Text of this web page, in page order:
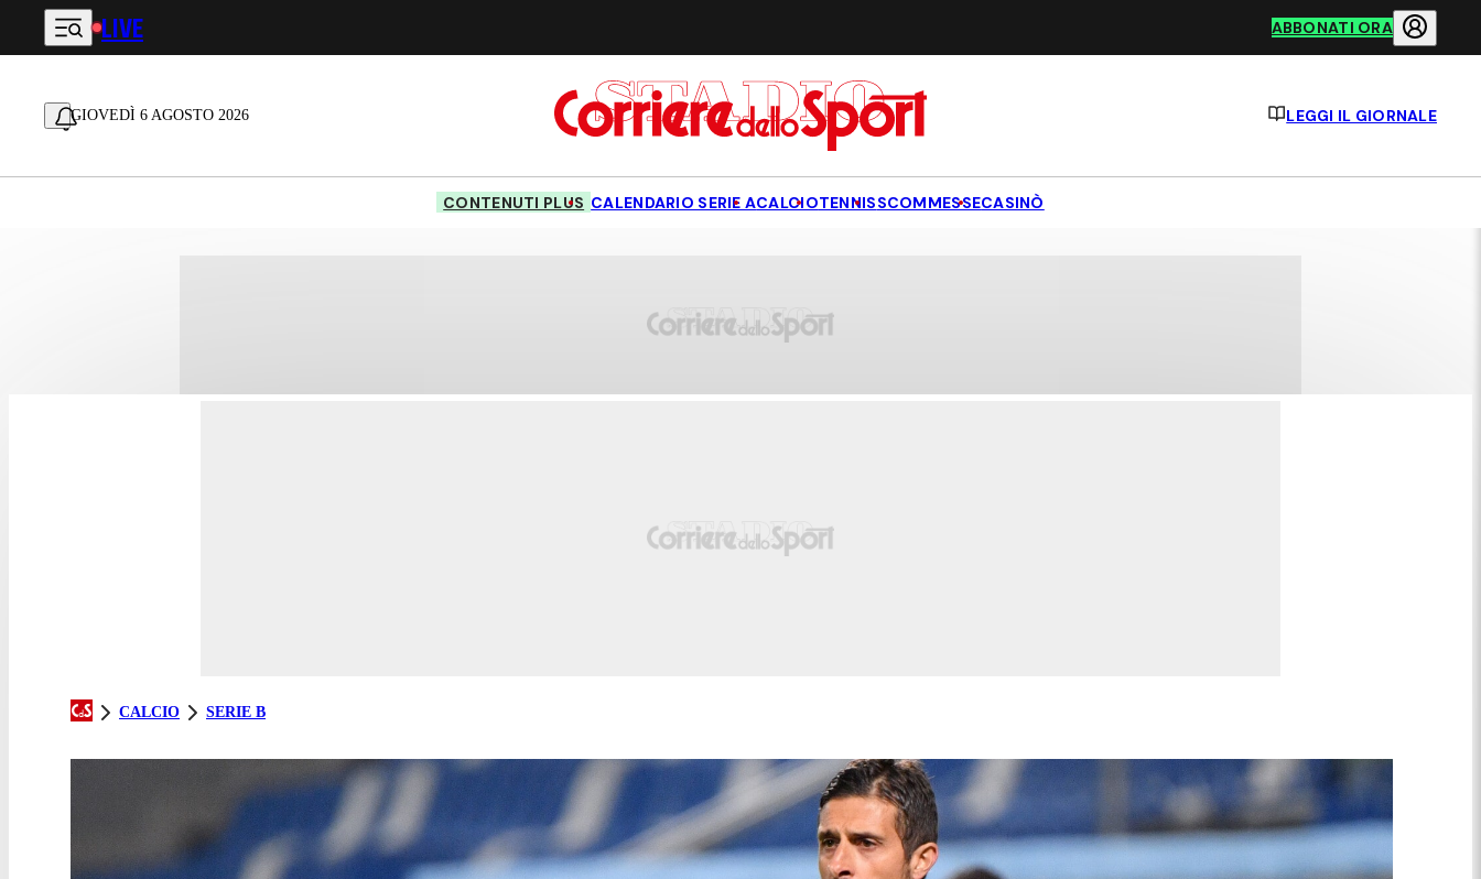
Vai al contenuto principale
LIVE ABBONATI ORA
GIOVEDÌ 6 AGOSTO 2026 LEGGI IL GIORNALE
CONTENUTI PLUS CALENDARIO SERIE ACALCIOTENNISSCOMMESSECASINÒ
CALCIO SERIE B